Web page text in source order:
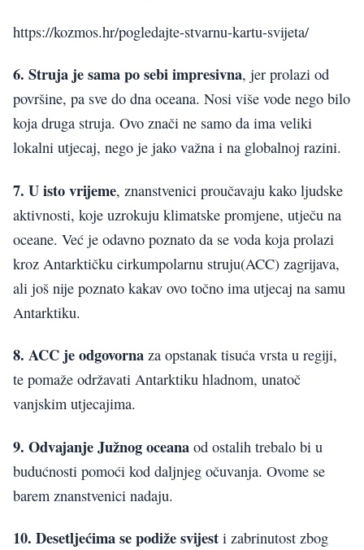
https://kozmos.hr/pogledajte-stvarnu-kartu-svijeta/
6. Struja je sama po sebi impresivna, jer prolazi od
površine, pa sve do dna oceana. Nosi više vode nego bilo
koja druga struja. Ovo znači ne samo da ima veliki
lokalni utjecaj, nego je jako važna i na globalnoj razini.
7. U isto vrijeme, znanstvenici proučavaju kako ljudske
aktivnosti, koje uzrokuju klimatske promjene, utječu na
oceane. Već je odavno poznato da se voda koja prolazi
kroz Antarktičku cirkumpolarnu struju(ACC) zagrijava,
ali još nije poznato kakav ovo točno ima utjecaj na samu
Antarktiku.
8. ACC je odgovorna za opstanak tisuća vrsta u regiji,
te pomaže održavati Antarktiku hladnom, unatoč
vanjskim utjecajima.
9. Odvajanje Južnog oceana od ostalih trebalo bi u
budućnosti pomoći kod daljnjeg očuvanja. Ovome se
barem znanstvenici nadaju.
10. Desetljećima se podiže svijest i zabrinutost zbog